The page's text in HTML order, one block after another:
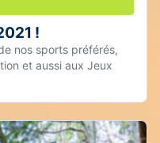
!
nos sports préférés,
et aussi aux Jeux